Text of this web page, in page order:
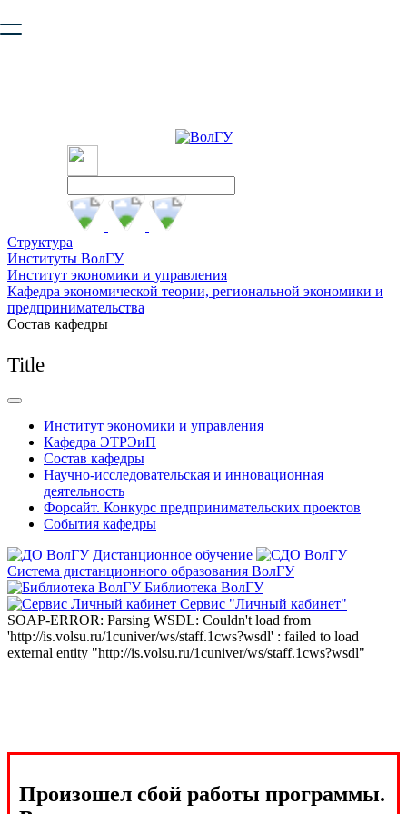
безопасную работу с сайтом. Пожалуйста
Структура
Институты ВолГУ
Институт экономики и управления
Кафедра экономической теории, региональной экономики и
предпринимательства
Состав кафедры
Title
Институт экономики и управления
Кафедра ЭТРЭиП
Состав кафедры
Научно-исследовательская и инновационная
деятельность
Форсайт. Конкурс предпринимательских проектов
События кафедры
Дистанционное обучение
Система дистанционного образования ВолГУ
Библиотека ВолГУ
Сервис "Личный кабинет"
SOAP-ERROR: Parsing WSDL: Couldn't load from
'http://is.volsu.ru/1cuniver/ws/staff.1cws?wsdl' : failed to load
external entity "http://is.volsu.ru/1cuniver/ws/staff.1cws?wsdl"
Произошел сбой работы программы.